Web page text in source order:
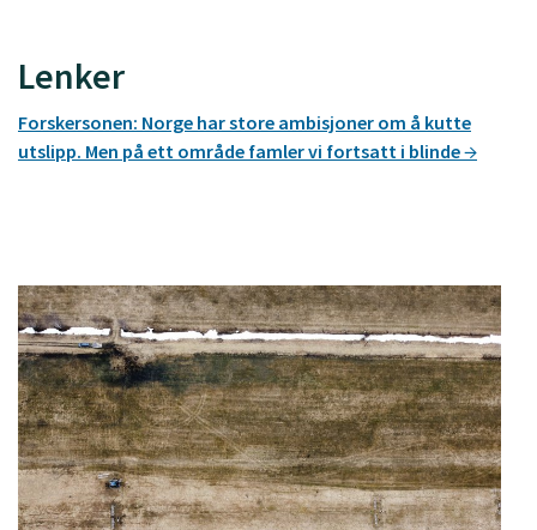
Lenker
Forskersonen: Norge har store ambisjoner om å kutte
utslipp. Men på ett område famler vi fortsatt i blinde